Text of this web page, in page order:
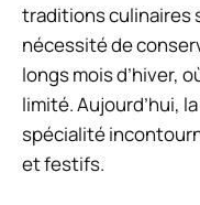
traditions culinaires
nécessité de
longs mois d’hiver,
limité. Aujourd’hui,
spécialité
et festifs.